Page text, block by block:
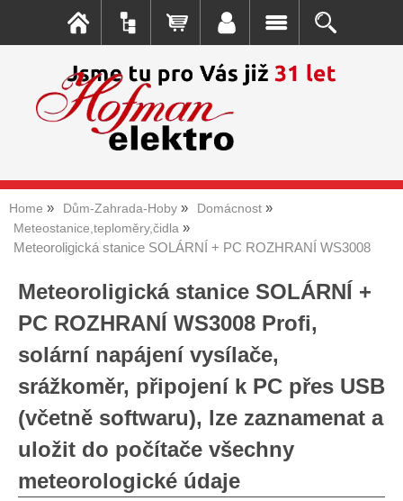
Home Dům-Zahrada-Hoby
Domácnost
Meteostanice,teploměry,čidla
Meteoroligická stanice SOLÁRNÍ + PC ROZHRANÍ WS3008
Meteoroligická stanice SOLÁRNÍ +
PC ROZHRANÍ WS3008 Profi,
solární napájení vysílače,
srážkoměr, připojení k PC přes USB
(včetně softwaru), lze zaznamenat a
uložit do počítače všechny
meteorologické údaje